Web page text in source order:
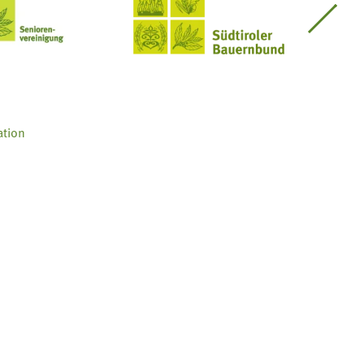
Seniorenvereinigung im SBB Südtiroler Bauernbund